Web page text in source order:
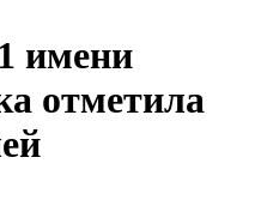
имени
отметила